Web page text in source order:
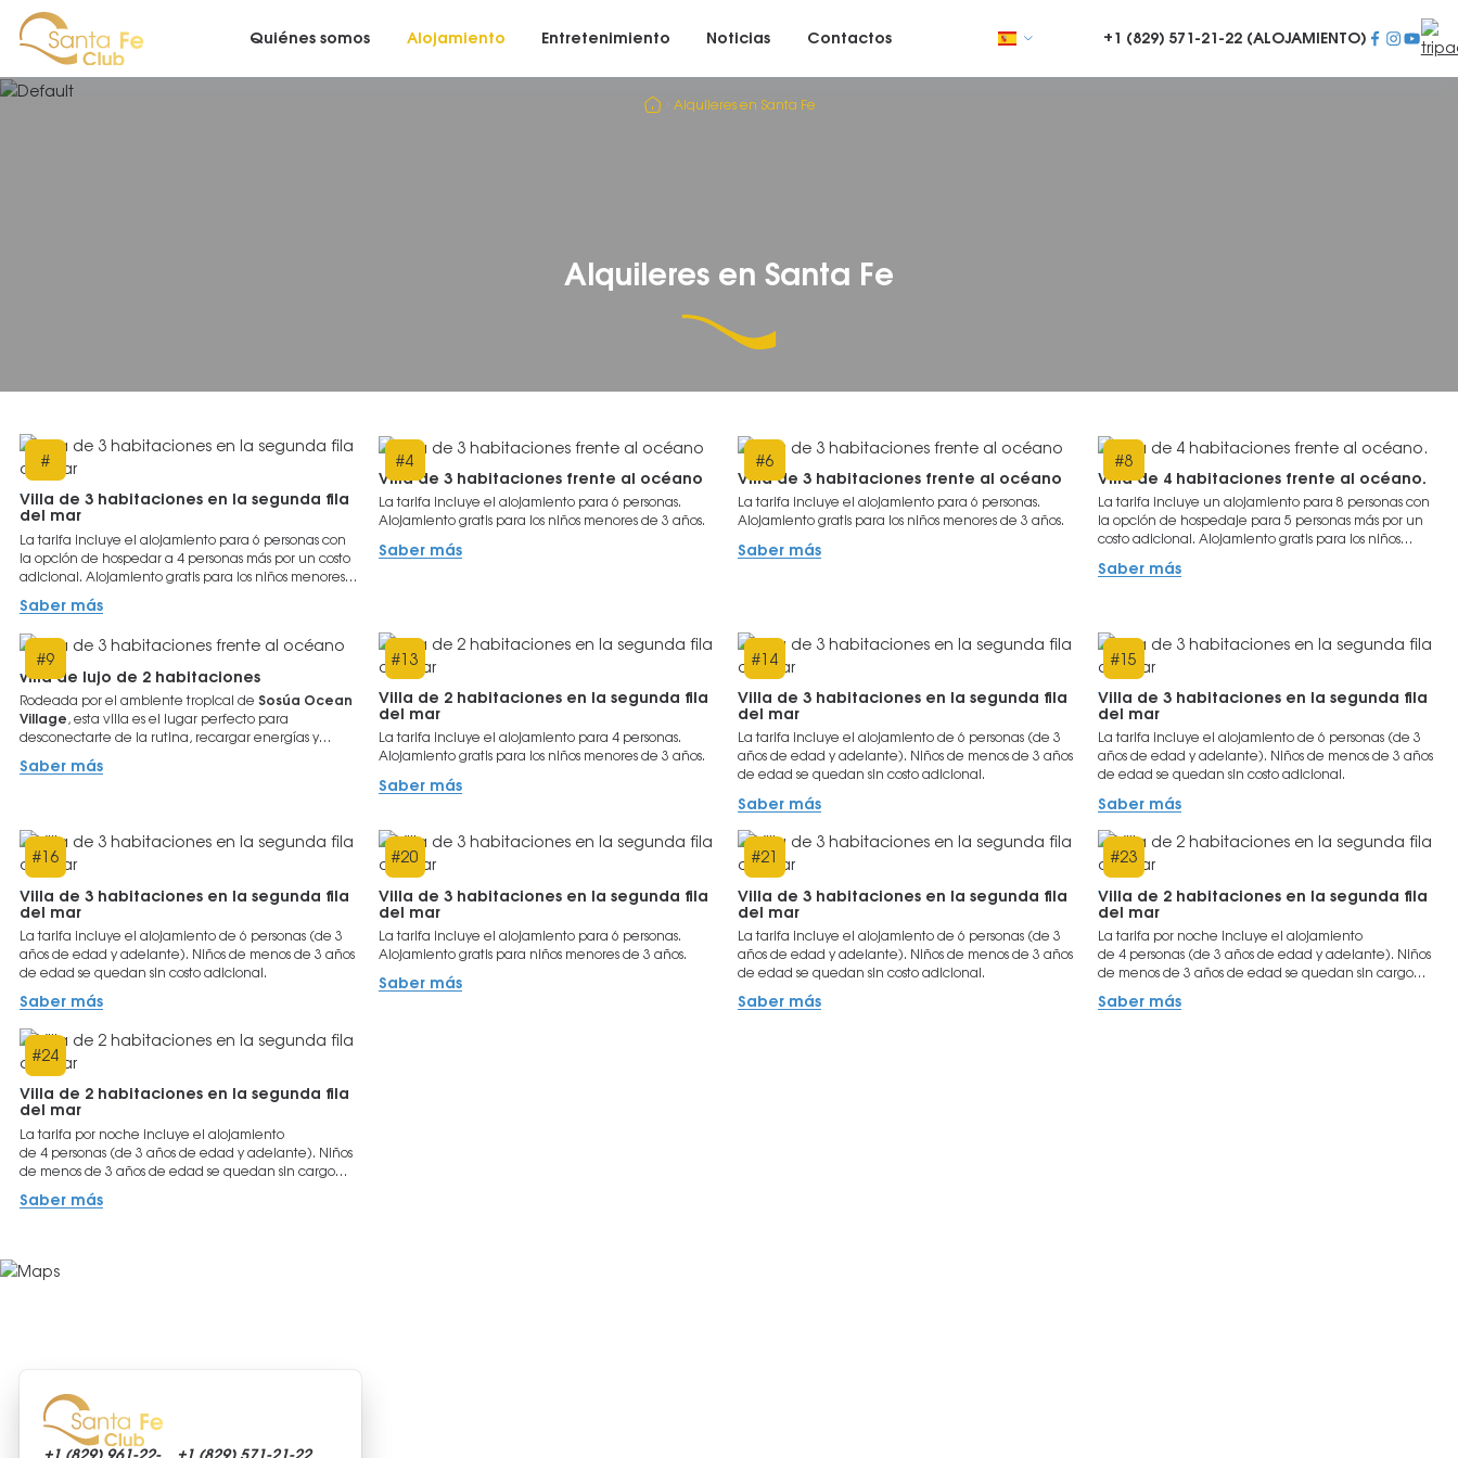
Quiénes somos Alojamiento Entretenimiento Noticias Contactos +1 (829) 571-21-22 (ALOJAMIENTO)
Alquileres en Santa Fe
Alquileres en Santa Fe
#
Villa de 3 habitaciones en la segunda fila
del mar
La tarifa incluye el alojamiento para 6 personas con
la opción de hospedar a 4 personas más por un costo
adicional. Alojamiento gratis para los niños menores
Saber más
#4
Villa de 3 habitaciones frente al océano
La tarifa incluye el alojamiento para 6 personas.
Alojamiento gratis para los niños menores de 3 años.
Saber más
#6
Villa de 3 habitaciones frente al océano
La tarifa incluye el alojamiento para 6 personas.
Alojamiento gratis para los niños menores de 3 años.
Saber más
#8
Villa de 4 habitaciones frente al océano.
La tarifa incluye un alojamiento para 8 personas con
la opción de hospedaje para 5 personas más por un
costo adicional. Alojamiento gratis para los niños
menores de 3 años.
Saber más
#9
villa de lujo de 2 habitaciones
Rodeada por el ambiente tropical de Sosúa Ocean
Village, esta villa es el lugar perfecto para
desconectarte de la rutina, recargar energías y
disfrutar cada momento al máximo.
Saber más
#13
Villa de 2 habitaciones en la segunda fila
del mar
La tarifa incluye el alojamiento para 4 personas.
Alojamiento gratis para los niños menores de 3 años.
Saber más
#14
Villa de 3 habitaciones en la segunda fila
del mar
La tarifa incluye el alojamiento de 6 personas (de 3
años de edad y adelante). Niños de menos de 3 años
de edad se quedan sin costo adicional.
Saber más
#15
Villa de 3 habitaciones en la segunda fila
del mar
La tarifa incluye el alojamiento de 6 personas (de 3
años de edad y adelante). Niños de menos de 3 años
de edad se quedan sin costo adicional.
Saber más
#16
Villa de 3 habitaciones en la segunda fila
del mar
La tarifa incluye el alojamiento de 6 personas (de 3
años de edad y adelante). Niños de menos de 3 años
de edad se quedan sin costo adicional.
Saber más
#20
Villa de 3 habitaciones en la segunda fila
del mar
La tarifa incluye el alojamiento para 6 personas.
Alojamiento gratis para niños menores de 3 años.
Saber más
#21
Villa de 3 habitaciones en la segunda fila
del mar
La tarifa incluye el alojamiento de 6 personas (de 3
años de edad y adelante). Niños de menos de 3 años
de edad se quedan sin costo adicional.
Saber más
#23
Villa de 2 habitaciones en la segunda fila
del mar
La tarifa por noche incluye el alojamiento
de 4 personas (de 3 años de edad y adelante). Niños
de menos de 3 años de edad se quedan sin cargo
Saber más
#24
Villa de 2 habitaciones en la segunda fila
del mar
La tarifa por noche incluye el alojamiento
de 4 personas (de 3 años de edad y adelante). Niños
de menos de 3 años de edad se quedan sin cargo
Saber más